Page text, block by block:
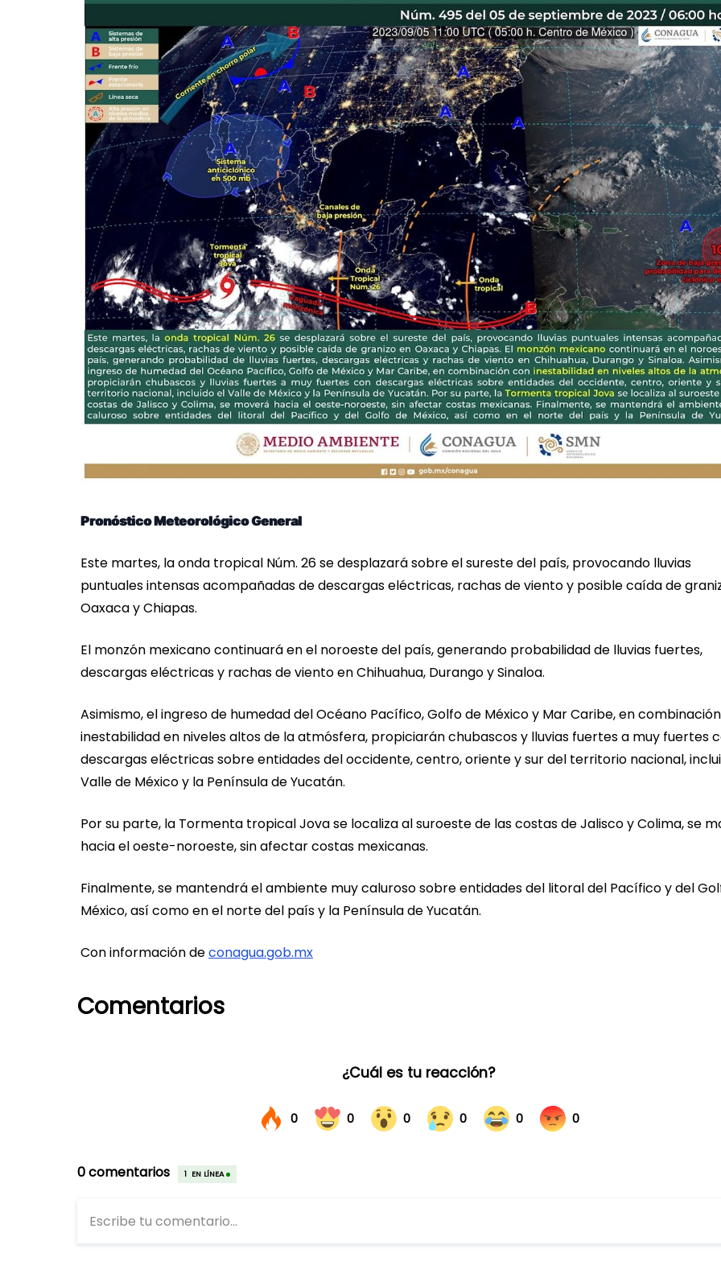
Pronóstico Meteorológico General
Este martes, la onda tropical Núm. 26 se desplazará sobre el sureste del país, provocando lluvias
puntuales intensas acompañadas de descargas eléctricas, rachas de viento y posible caída de
Oaxaca y Chiapas.
El monzón mexicano continuará en el noroeste del país, generando probabilidad de lluvias fuertes,
descargas eléctricas y rachas de viento en Chihuahua, Durango y Sinaloa.
Asimismo, el ingreso de humedad del Océano Pacífico, Golfo de México y Mar Caribe, en
inestabilidad en niveles altos de la atmósfera, propiciarán chubascos y lluvias fuertes a muy fuertes
descargas eléctricas sobre entidades del occidente, centro, oriente y sur del territorio nacional,
Valle de México y la Península de Yucatán.
Por su parte, la Tormenta tropical Jova se localiza al suroeste de las costas de Jalisco y Colima, se
hacia el oeste-noroeste, sin afectar costas mexicanas.
Finalmente, se mantendrá el ambiente muy caluroso sobre entidades del litoral del Pacífico y del
México, así como en el norte del país y la Península de Yucatán.
Con información deconagua.gob.mx
Comentarios